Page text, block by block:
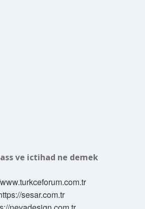
ve ictihad ne demek
sesar.com.tr